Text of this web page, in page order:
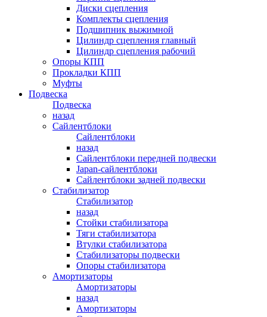
Диски сцепления
Комплекты сцепления
Подшипник выжимной
Цилиндр сцепления главный
Цилиндр сцепления рабочий
Опоры КПП
Прокладки КПП
Муфты
Подвеска
Подвеска
назад
Сайлентблоки
Сайлентблоки
назад
Сайлентблоки передней подвески
Japan-сайлентблоки
Сайлентблоки задней подвески
Стабилизатор
Стабилизатор
назад
Стойки стабилизатора
Тяги стабилизатора
Втулки стабилизатора
Стабилизаторы подвески
Опоры стабилизатора
Амортизаторы
Амортизаторы
назад
Амортизаторы